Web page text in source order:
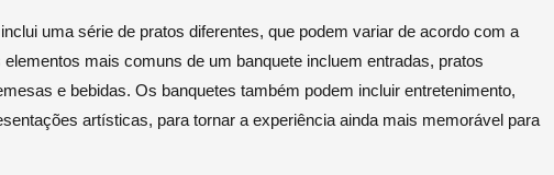
uma série de pratos diferentes, que podem variar de acordo com a
mais comuns de um banquete incluem entradas, pratos
e bebidas. Os banquetes também podem incluir entretenimento,
artísticas, para tornar a experiência ainda mais memorável para